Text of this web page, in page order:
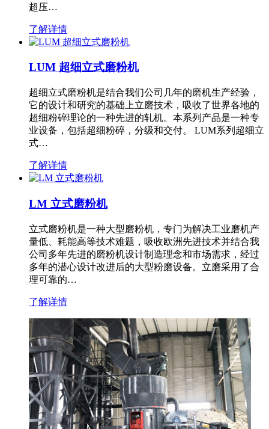
超压…
了解详情
LUM 超细立式磨粉机
超细立式磨粉机是结合我们公司几年的磨机生产经验，
它的设计和研究的基础上立磨技术，吸收了世界各地的
超细粉碎理论的一种先进的轧机。本系列产品是一种专
业设备，包括超细粉碎，分级和交付。 LUM系列超细立
式…
了解详情
LM 立式磨粉机
立式磨粉机是一种大型磨粉机，专门为解决工业磨机产
量低、耗能高等技术难题，吸收欧洲先进技术并结合我
公司多年先进的磨粉机设计制造理念和市场需求，经过
多年的潜心设计改进后的大型粉磨设备。立磨采用了合
理可靠的…
了解详情